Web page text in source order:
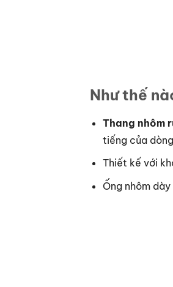
Như thế
Thang nhôm
tiếng của
Thiết kế với
Ống nhôm